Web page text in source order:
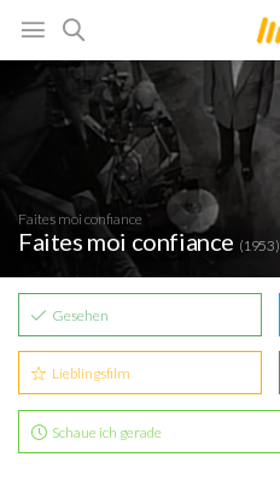
Faites moi confiance
Faites moi confiance (1953)
Gesehen
Lieblingsfilm
Schaue ich gerade